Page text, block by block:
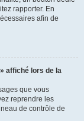
rapporter. En
afin de
affiché lors de la
que vous
reprendre les
de contrôle de